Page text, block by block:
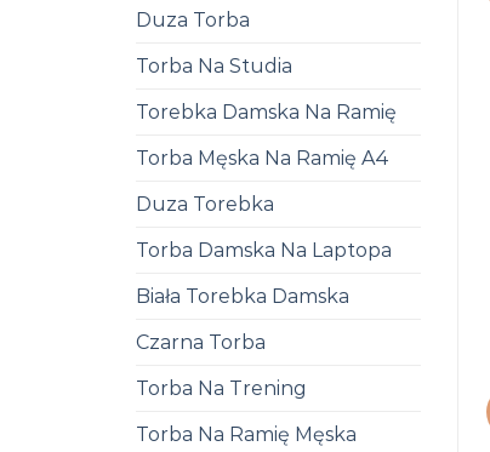
Duza Torba
Torba Na Studia
Torebka Damska Na Ramię
Torba Męska Na Ramię A4
Duza Torebka
Torba Damska Na Laptopa
Biała Torebka Damska
Czarna Torba
Torba Na Trening
Torba Na Ramię Męska